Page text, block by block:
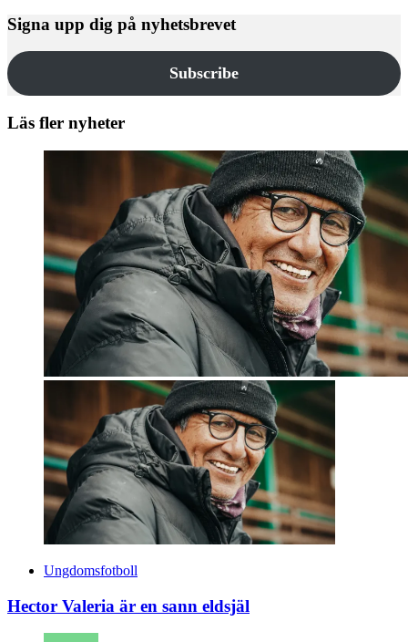
Signa upp dig på nyhetsbrevet
Subscribe
Läs fler nyheter
Ungdomsfotboll
Hector Valeria är en sann eldsjäl